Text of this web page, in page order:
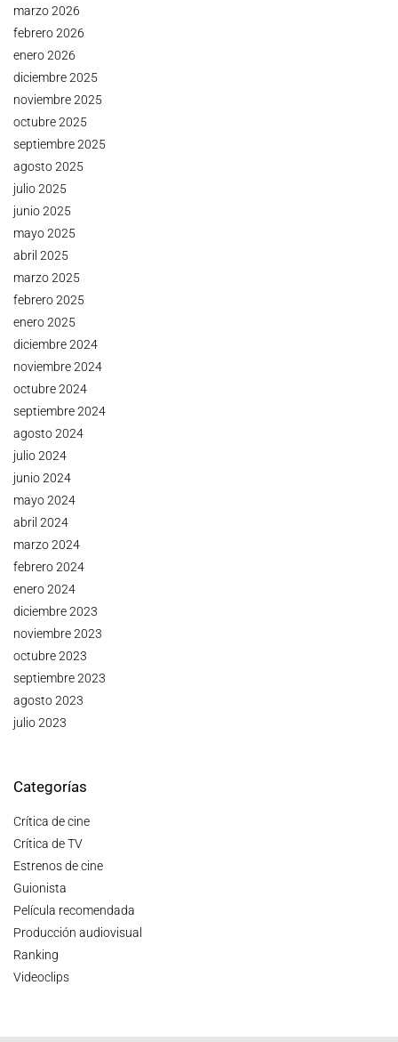
marzo 2026
febrero 2026
enero 2026
diciembre 2025
noviembre 2025
octubre 2025
septiembre 2025
agosto 2025
julio 2025
junio 2025
mayo 2025
abril 2025
marzo 2025
febrero 2025
enero 2025
diciembre 2024
noviembre 2024
octubre 2024
septiembre 2024
agosto 2024
julio 2024
junio 2024
mayo 2024
abril 2024
marzo 2024
febrero 2024
enero 2024
diciembre 2023
noviembre 2023
octubre 2023
septiembre 2023
agosto 2023
julio 2023
Categorías
Crítica de cine
Crítica de TV
Estrenos de cine
Guionista
Película recomendada
Producción audiovisual
Ranking
Videoclips